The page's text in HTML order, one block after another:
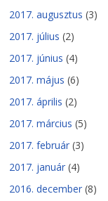
2017. augusztus (3)
2017. július (2)
2017. június (4)
2017. május (6)
2017. április (2)
2017. március (5)
2017. február (3)
2017. január (4)
2016. december (8)